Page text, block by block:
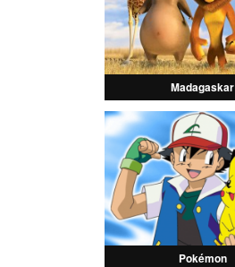
Madagaskar
Pokémon